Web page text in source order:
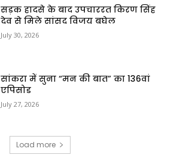
सड़क हादसे के बाद उपचाररत किरण सिंह
देव से मिले सांसद विजय बघेल
July 30, 2026
सांकरा में सुना “मन की बात” का 136वां
एपिसोड
July 27, 2026
Load more